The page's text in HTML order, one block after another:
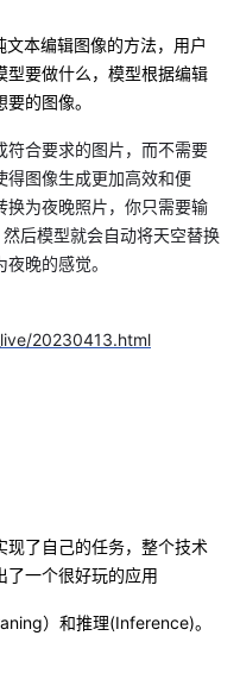
本编辑图像的方法，用户
型要做什么，模型根据编辑
的图像。
符合要求的图片，而不需要
得图像生成更加高效和便
换为夜晚照片，你只需要输
然后模型就会自动将天空替换
晚的感觉。
20230413.html
了自己的任务，整个技术
了一个很好玩的应用
）和推理(Inference)。